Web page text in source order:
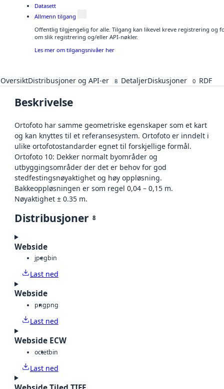
Datasett
Allmenn tilgang
Offentlig tilgjengelig for alle. Tilgang kan likevel kreve registrering og
om slik registrering og/eller API-nøkler.
Les mer om tilgangsnivåer her
OversiktDistribusjoner og API-er 8 DetaljerDiskusjoner 0 RDF
Beskrivelse
Ortofoto har samme geometriske egenskaper som et kart
og kan knyttes til et referansesystem. Ortofoto er inndelt i
ulike ortofotostandarder egnet til forskjellige formål.
Ortofoto 10: Dekker normalt byområder og
utbyggingsområder der det er behov for god
stedfestingsnøyaktighet og høy oppløsning.
Bakkeoppløsningen er som regel 0,04 – 0,15 m.
Nøyaktighet ± 0.35 m.
Distribusjoner 8
Webside
jpegbin
Last ned
Webside
pngpng
Last ned
Webside ECW
octetbin
Last ned